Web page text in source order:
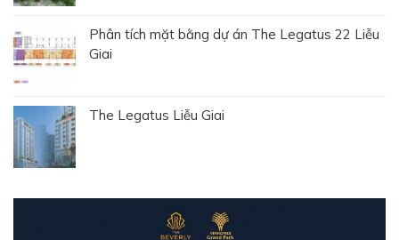
Phân tích mặt bằng dự án The Legatus 22 Liễu
Giai
The Legatus Liễu Giai